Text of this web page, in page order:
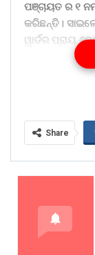
ପଞ୍ଚାୟତ ର ୧
କରିଛନ୍ତି।
ୱାର୍ଡର ପ୍ରାୟ
ଗ୍ରାମରେ
ପୋଲ ଦାବି
ଏବେ ଅଭିଯୋଗ
ଯିବା ଆସିବା
ପ୍ରଶ୍ନବାଚୀ
Share